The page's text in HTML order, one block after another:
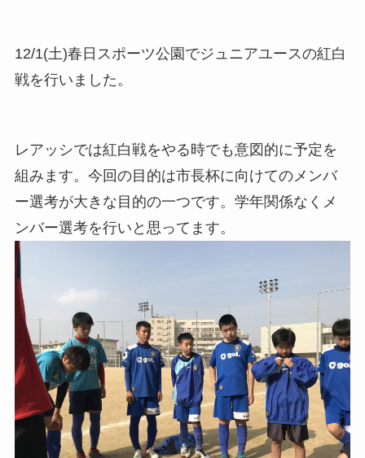
12/1(土)春日スポーツ公園でジュニアユースの紅白
戦を行いました。
レアッシでは紅白戦をやる時でも意図的に予定を
組みます。今回の目的は市長杯に向けてのメンバ
ー選考が大きな目的の一つです。学年関係なくメ
ンバー選考を行いと思ってます。